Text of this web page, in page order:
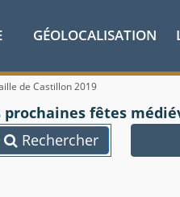
GÉOLOCALISATION
de Castillon 2019
prochaines fêtes
Rechercher